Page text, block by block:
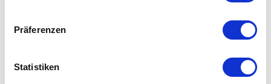
Präferenzen
Statistiken